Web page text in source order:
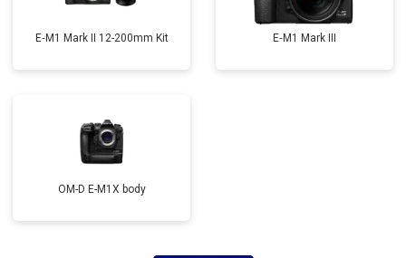
E‑M1 Mark II 12-200mm Kit E‑M1 Mark III
OM-D E-M1X body